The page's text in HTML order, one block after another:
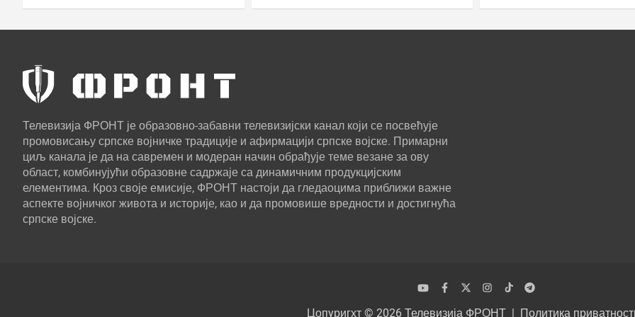
Телевизија ФРОНТ је образовно-забавни телевизијски канал који се посвећује
промовисању српске војничке традиције и афирмацији српске војске. Примарни
циљ канала је да на савремен и модеран начин обрађује теме везане за ову
област, комбинујући образовне садржаје са динамичним продукцијским
елементима. Кроз своје емисије, ФРОНТ настоји да гледаоцима приближи важне
аспекте војничког живота и историје, као и да промовише вредности и достигнућа
српске војске.
Цопyригхт © 2026 Телевизија ФРОНТ Политика